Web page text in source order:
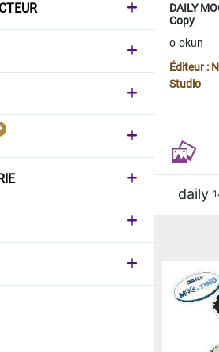
DAILY
Copy
o-okun
Éditeur :
Studio
daily